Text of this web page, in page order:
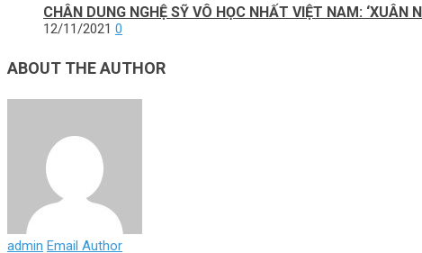
CHÂN DUNG NGHỆ SỸ VÔ HỌC NHẤT VIỆT NAM: ‘XUÂN
12/11/2021 0
ABOUT THE AUTHOR
admin Email Author